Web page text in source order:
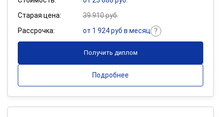
Старая цена:
39 910 руб.
Рассрочка:
от 1 924 руб в месяц
Получить диплом
Подробнее